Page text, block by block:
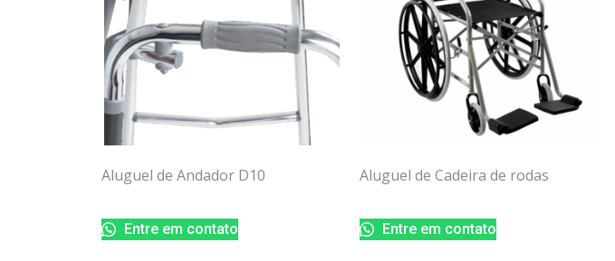
Aluguel de Andador D10
Entre em contato
Aluguel de Cadeira de rodas
Entre em contato